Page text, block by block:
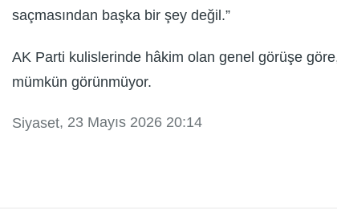
saçmasından başka bir şey değil.”
AK Parti kulislerinde hâkim olan genel görüşe
mümkün görünmüyor.
Siyaset, 23 Mayıs 2026 20:14